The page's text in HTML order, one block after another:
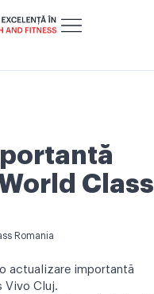
Class
Romania
actualizare importantă
Vivo Cluj.